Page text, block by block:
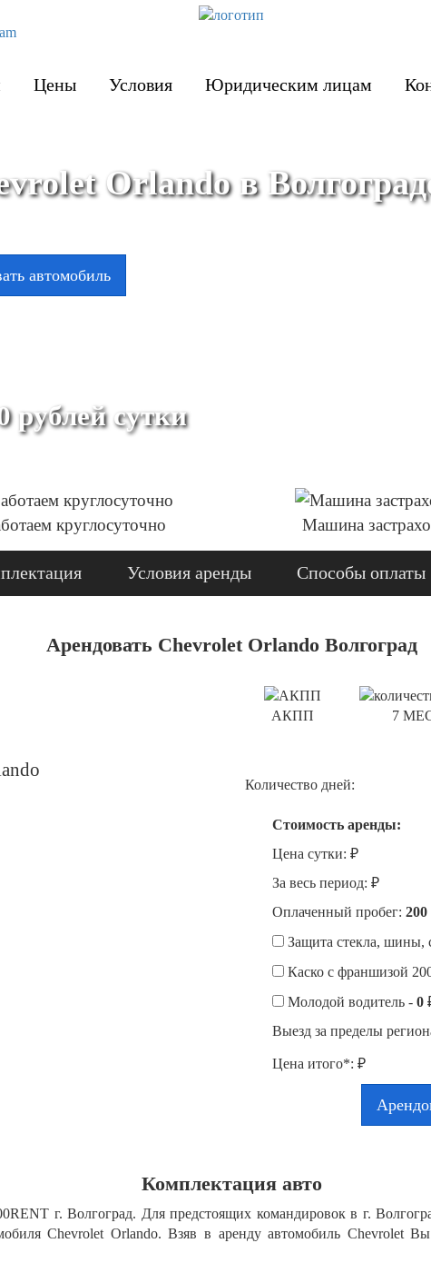
Цены Условия Юридическим лицам
Orlando в
автомобиль
рублей сутки
круглосуточно Машина
Условия аренды Способы оплаты
Арендовать Chevrolet Orlando Волгоград
АКПП 7
Количество дней:
Стоимость аренды:
Цена сутки: ₽
За весь период: ₽
Оплаченный пробег: 200
Защита стекла, шины,
Каско с франшизой
Молодой водитель - 0
Выезд за пределы
Цена итого*: ₽
Комплектация авто
г. Волгоград. Для предстоящих командировок в г.
Chevrolet Orlando. Взяв в аренду автомобиль Chevrolet